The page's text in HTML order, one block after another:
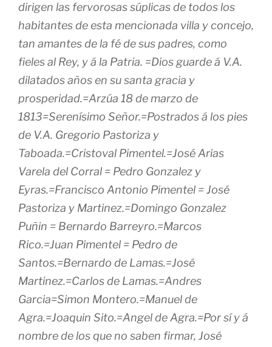
dirigen las fervorosas súplicas de todos los
habitantes de esta mencionada villa y concejo,
tan amantes de la fé de sus padres, como
fieles al Rey, y á la Patria. =Dios guarde á V.A.
dilatados años en su santa gracia y
prosperidad.=Arzúa 18 de marzo de
1813=Serenísimo Señor.=Postrados á los pies
de V.A. Gregorio Pastoriza y
Taboada.=Cristoval Pimentel.=José Arias
Varela del Corral = Pedro Gonzalez y
Eyras.=Francisco Antonio Pimentel = José
Pastoriza y Martinez.=Domingo Gonzalez
Puñin = Bernardo Barreyro.=Marcos
Rico.=Juan Pimentel = Pedro de
Santos.=Bernardo de Lamas.=José
Martinez.=Carlos de Lamas.=Andres
Garcia=Simon Montero.=Manuel de
Agra.=Joaquin Sito.=Angel de Agra.=Por sí y á
nombre de los que no saben firmar, José